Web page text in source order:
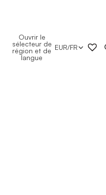
Ouvrir le
sélecteur de
région et de
langue
EUR/FR